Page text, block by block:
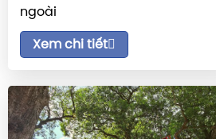
ngoài
Xem chi tiết